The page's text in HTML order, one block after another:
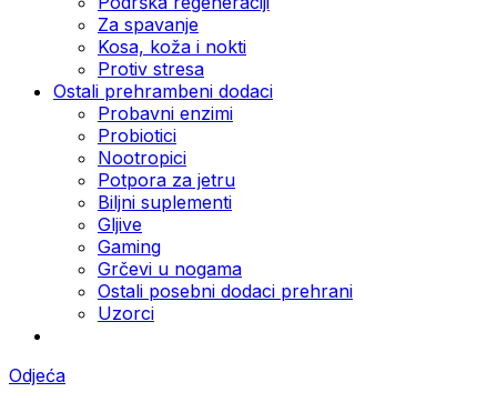
Za spavanje
Kosa, koža i nokti
Protiv stresa
Ostali prehrambeni dodaci
Probavni enzimi
Probiotici
Nootropici
Potpora za jetru
Biljni suplementi
Gljive
Gaming
Grčevi u nogama
Ostali posebni dodaci prehrani
Uzorci
Odjeća